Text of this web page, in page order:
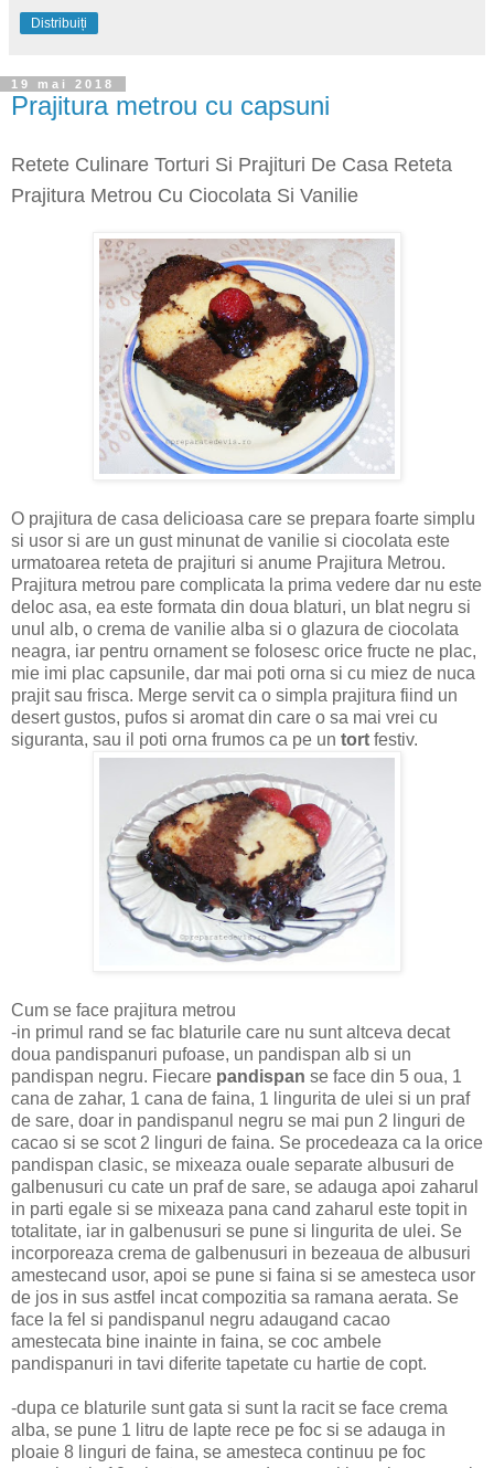
Distribuiți
19 mai 2018
Prajitura metrou cu capsuni
Retete Culinare Torturi Si Prajituri De Casa Reteta
Prajitura Metrou Cu Ciocolata Si Vanilie
O prajitura de casa delicioasa care se prepara foarte simplu
si usor si are un gustminunat de vanilie si ciocolata este
urmatoarea reteta de prajituri si anume Prajitura Metrou.
Prajitura metrou pare complicata la prima vedere dar nu este
deloc asa, ea este formata din doua blaturi, un blat negru si
unul alb, o crema de vanilie alba si o glazura de ciocolata
neagra, iar pentru ornament se folosesc orice fructe ne plac,
mie imi plac capsunile, dar mai poti orna si cu miez de nuca
prajit sau frisca. Merge servit ca o simpla prajitura fiind un
desert gustos, pufos si aromat din care o sa mai vrei cu
siguranta, sau il poti orna frumos ca pe un tort festiv.
Cum se face prajitura metrou
-in primul rand se fac blaturile care nu sunt altceva decat
doua pandispanuri pufoase, un pandispan alb si un
pandispan negru. Fiecare pandispan se face din 5 oua, 1
cana de zahar, 1 cana de faina, 1 lingurita de ulei si un praf
de sare, doar in pandispanul negru se mai pun 2 linguri de
cacao si se scot 2 linguri de faina. Se procedeaza ca la orice
pandispan clasic, se mixeaza ouale separate albusuri de
galbenusuri cu cate un praf de sare, se adauga apoi zaharul
in parti egale si se mixeaza pana cand zaharul este topit in
totalitate, iar in galbenusuri se pune si lingurita de ulei. Se
incorporeaza crema de galbenusuri in bezeaua de albusuri
amestecand usor, apoi se pune si faina si se amesteca usor
de jos in sus astfel incat compozitia sa ramana aerata. Se
face la fel si pandispanul negru adaugand cacao
amestecata bine inainte in faina, se coc ambele
pandispanuri in tavi diferite tapetate cu hartie de copt.
-dupa ce blaturile sunt gata si sunt la racit se face crema
alba, se pune 1 litru de lapte rece pe foc si se adauga in
ploaie 8 linguri de faina, se amesteca continuu pe foc